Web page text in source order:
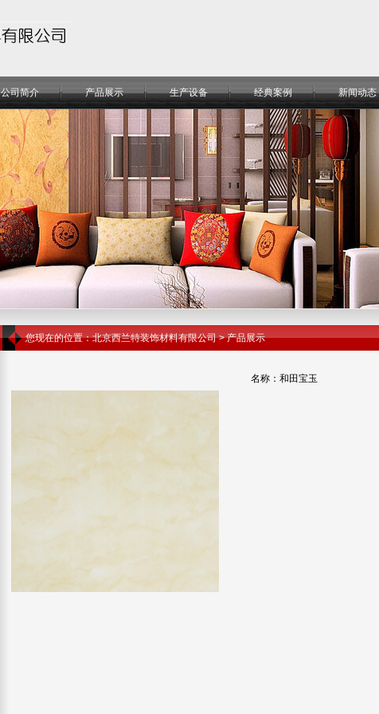
公司简介 产品展示 生产设备 经典案例 新闻动态
您现在的位置：北京西兰特装饰材料有限公司 >产品展示
名称：和田宝玉